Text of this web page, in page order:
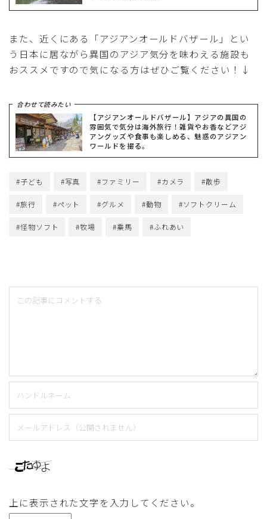
また、近くにある「アジアンオールドバザール」とい
う日本に居ながら異国のアジア気分を味わえる施設も
おススメですので気になる方はぜひご覧ください！↓
合わせて読みたい
【アジアンオールドバザール】アジアの異国の
雰囲気で気分は海外旅行！雑貨やお香などアジ
アングッズや食事も楽しめる、魅惑のアジアン
ワールドを撮る。
#子ども #写真 #ファミリー #カメラ #散歩
#旅行 #ペット #グルメ #動物 #ソフトクリーム
#怪物ソフト #牧場 #乗馬 #ふれあい
上に表示された文字を入力してください。